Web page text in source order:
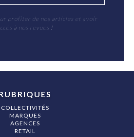
profiter de nos articles et avoir
à nos revues !
COLLECTIVITÉS
MARQUES
AGENCES
RETAIL